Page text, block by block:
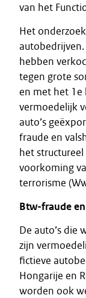
van het
Het
autobedrijven.
hebben
tegen grote
en met het 1e
vermoedelijk
auto’s
fraude en
het
voorkoming
terrorisme
Btw-fraude
De auto’s die
zijn
fictieve
Hongarije en
worden ook